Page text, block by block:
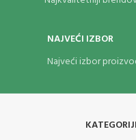
NAJVEĆI IZBOR
Najveći izbor